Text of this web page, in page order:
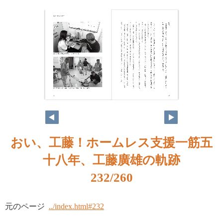
おい、工藤！ホームレス支援一筋五
十八年、工藤廣雄の軌跡
232/260
元のページ ../index.html#232